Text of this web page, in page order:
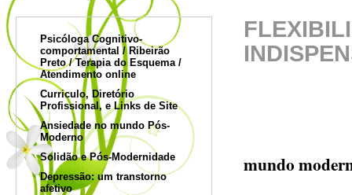
Psicóloga Cognitivo-
comportamental / Ribeirão
Preto / Terapia do Esquema /
Atendimento online
Curriculo, Diretório
Profissional, e Links de Site
Ansiedade no mundo Pós-
Moderno
Solidão e Pós-Modernidade
Depressão: um transtorno
afetivo
mundo